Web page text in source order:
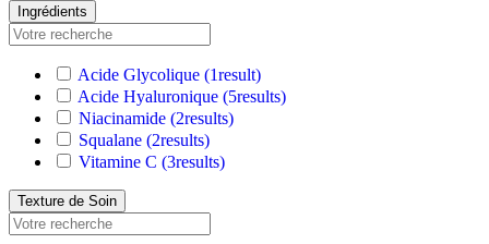
Ingrédients
Acide Glycolique (1result)
Acide Hyaluronique (5results)
Niacinamide (2results)
Squalane (2results)
Vitamine C (3results)
Texture de Soin